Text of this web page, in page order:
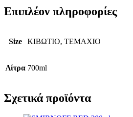
Επιπλέον πληροφορίες
Size ΚΙΒΩΤΙΟ, ΤΕΜΑΧΙΟ
Λίτρα 700ml
Σχετικά προϊόντα